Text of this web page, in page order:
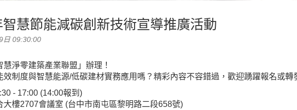
智慧節能減碳創新技術宣導推廣活動
日 09:30:00
淨零建築產業聯盟」辦理！
制度與智慧能源/低碳建材實務應用嗎？精彩內容不容錯過，歡迎踴躍報名或轉
- 17:00 (14:00報到)
樓2707會議室 (台中市南屯區黎明路二段658號)